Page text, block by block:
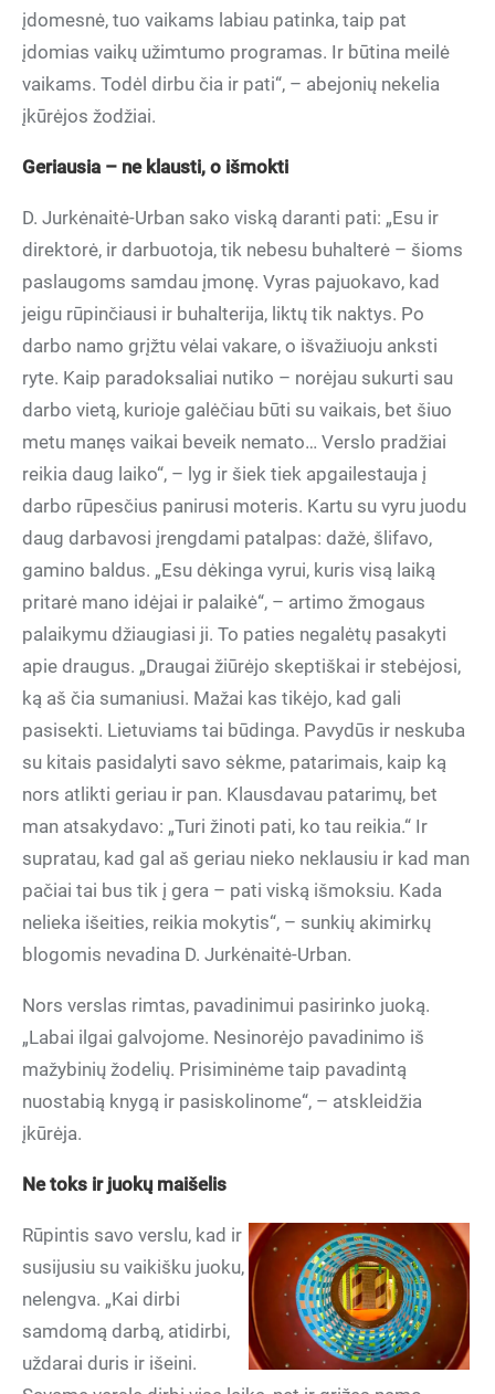
įdomesnė, tuo vaikams labiau patinka, taip pat
įdomias vaikų užimtumo programas. Ir būtina meilė
vaikams. Todėl dirbu čia ir pati“, – abejonių nekelia
įkūrėjos žodžiai.
Geriausia – ne klausti, o išmokti
D. Jurkėnaitė-Urban sako viską daranti pati: „Esu ir
direktorė, ir darbuotoja, tik nebesu buhalterė – šioms
paslaugoms samdau įmonę. Vyras pajuokavo, kad
jeigu rūpinčiausi ir buhalterija, liktų tik naktys. Po
darbo namo grįžtu vėlai vakare, o išvažiuoju anksti
ryte. Kaip paradoksaliai nutiko – norėjau sukurti sau
darbo vietą, kurioje galėčiau būti su vaikais, bet šiuo
metu manęs vaikai beveik nemato… Verslo pradžiai
reikia daug laiko“, – lyg ir šiek tiek apgailestauja į
darbo rūpesčius panirusi moteris. Kartu su vyru juodu
daug darbavosi įrengdami patalpas: dažė, šlifavo,
gamino baldus. „Esu dėkinga vyrui, kuris visą laiką
pritarė mano idėjai ir palaikė“, – artimo žmogaus
palaikymu džiaugiasi ji. To paties negalėtų pasakyti
apie draugus. „Draugai žiūrėjo skeptiškai ir stebėjosi,
ką aš čia sumaniusi. Mažai kas tikėjo, kad gali
pasisekti. Lietuviams tai būdinga. Pavydūs ir neskuba
su kitais pasidalyti savo sėkme, patarimais, kaip ką
nors atlikti geriau ir pan. Klausdavau patarimų, bet
man atsakydavo: „Turi žinoti pati, ko tau reikia.“ Ir
supratau, kad gal aš geriau nieko neklausiu ir kad man
pačiai tai bus tik į gera – pati viską išmoksiu. Kada
nelieka išeities, reikia mokytis“, – sunkių akimirkų
blogomis nevadina D. Jurkėnaitė-Urban.
Nors verslas rimtas, pavadinimui pasirinko juoką.
„Labai ilgai galvojome. Nesinorėjo pavadinimo iš
mažybinių žodelių. Prisiminėme taip pavadintą
nuostabią knygą ir pasiskolinome“, – atskleidžia
įkūrėja.
Ne toks ir juokų maišelis
Rūpintis savo verslu, kad ir
susijusiu su vaikišku juoku,
nelengva. „Kai dirbi
samdomą darbą, atidirbi,
uždarai duris ir išeini.